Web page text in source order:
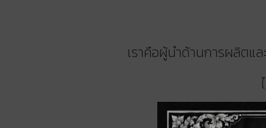
เราคือผู้นำด้านการผลิต